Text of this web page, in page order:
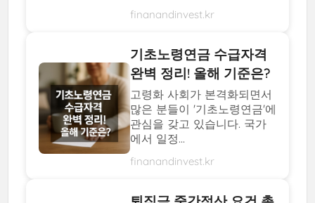
finanandinvest.kr
기초노령연금 수급자격
완벽 정리! 올해 기준은?
고령화 사회가 본격화되면서
많은 분들이 '기초노령연금'에
관심을 갖고 있습니다. 국가
에서 일정...
finanandinvest.kr